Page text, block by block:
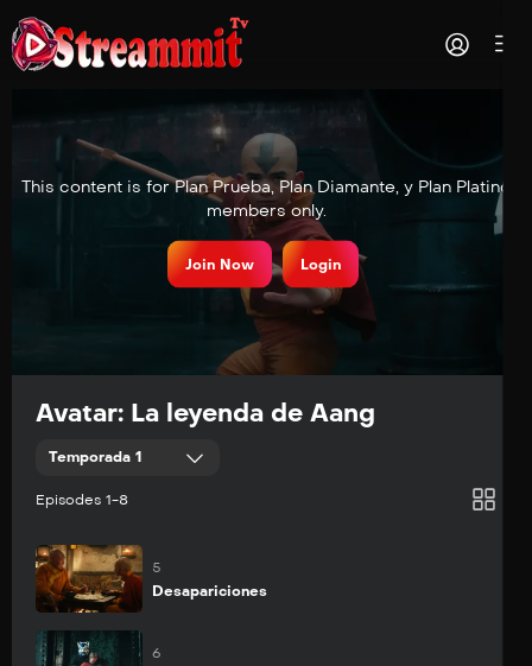
This content is for Plan Prueba, Plan Diamante, y Plan Platino
members only.
Join Now Login
Avatar: La leyenda de Aang
Temporada 1
Episodes 1-8
Aang
Omashu
Suscribirse
5
Desapariciones
Suscribirse
6